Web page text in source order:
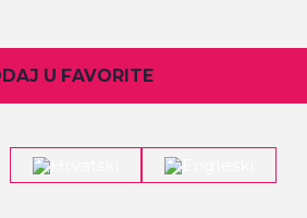
U FAVORITE